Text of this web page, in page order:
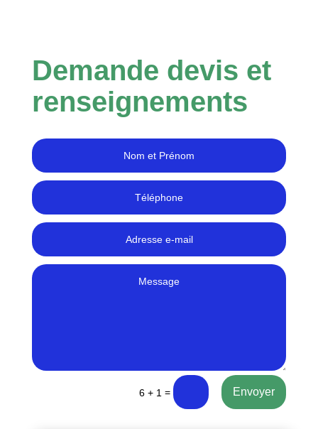
Demande devis et
renseignements
6 + 1 = Envoyer